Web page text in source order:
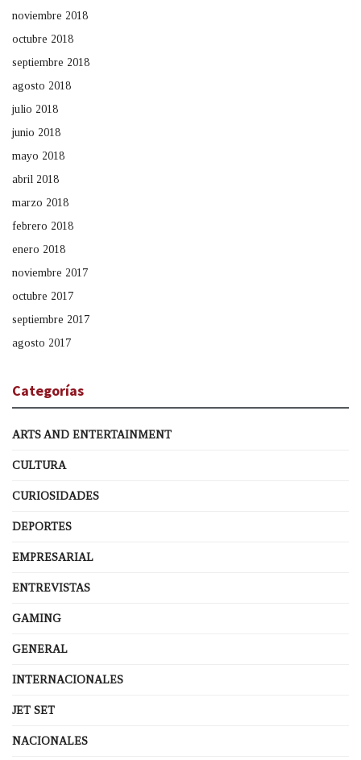
noviembre 2018
octubre 2018
septiembre 2018
agosto 2018
julio 2018
junio 2018
mayo 2018
abril 2018
marzo 2018
febrero 2018
enero 2018
noviembre 2017
octubre 2017
septiembre 2017
agosto 2017
Categorías
ARTS AND ENTERTAINMENT
CULTURA
CURIOSIDADES
DEPORTES
EMPRESARIAL
ENTREVISTAS
GAMING
GENERAL
INTERNACIONALES
JET SET
NACIONALES